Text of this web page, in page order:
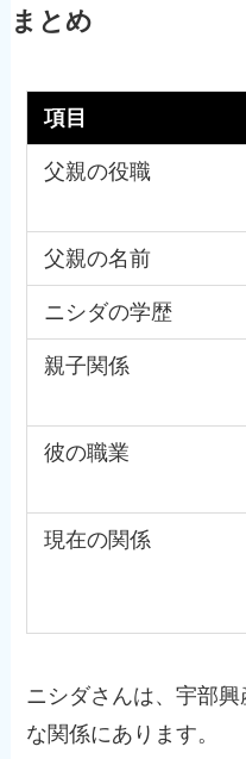
まとめ
項目
父親の役職
父親の名前
ニシダの学歴
親子関係
彼の職業
現在の関係
ニシダさんは、宇部
な関係にあります。